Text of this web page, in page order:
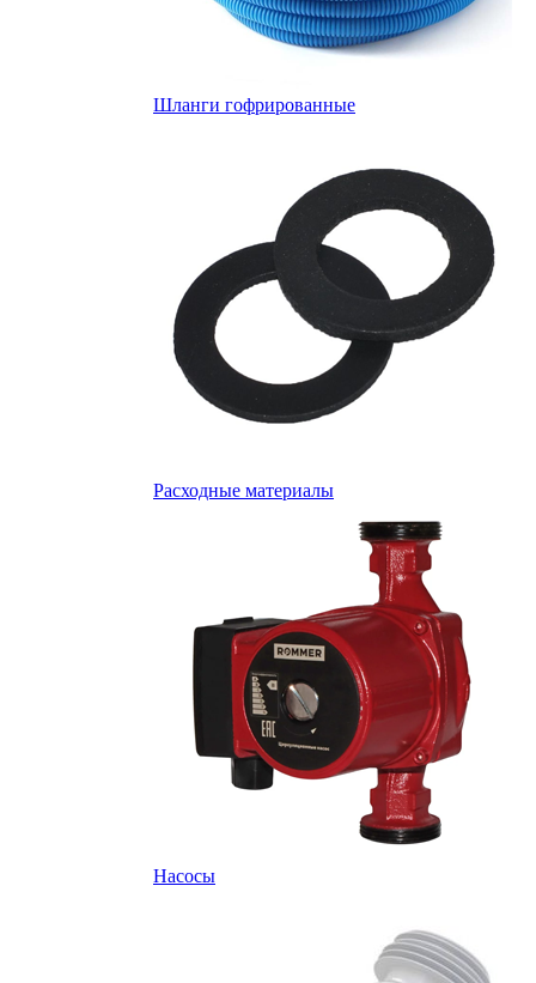
Шланги гофрированные
Расходные материалы
Насосы